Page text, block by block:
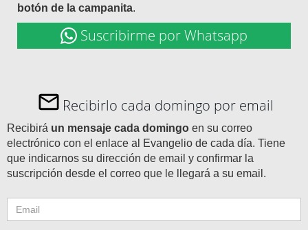
botón de la campanita.
Suscribirme por Whatsapp
Recibirlo cada domingo por email
Recibirá un mensaje cada domingo en su correo
electrónico con el enlace al Evangelio de cada día. Tiene
que indicarnos su dirección de email y confirmar la
suscripción desde el correo que le llegará a su email.